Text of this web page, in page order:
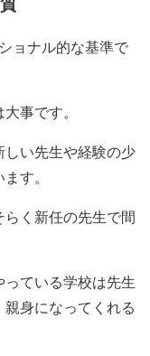
ョナル的な基準で
事です。
い先生や経験の少
す。
く新任の先生で間
ている学校は先生
身になってくれる